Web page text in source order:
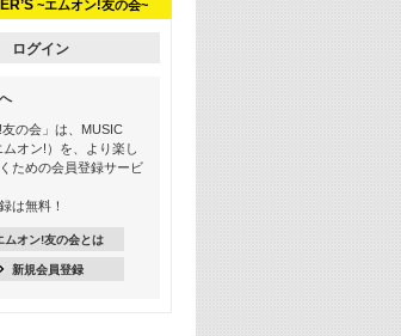
ウントダウン 20
ヒッツ! 2018→2021年
K
~エムオン!友の会~
ログイン
!友の会」は、MUSIC
オン!）を、より楽し
ための会員登録サービ
は無料！
ムオン!友の会とは
新規会員登録